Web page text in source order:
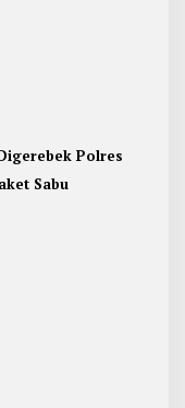
Polres
Sabu